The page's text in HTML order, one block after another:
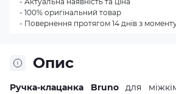
Опис
Ручка-клацанка Brunoдля
- 100% оригінальний товар
- Повернення протягом 14 днів з